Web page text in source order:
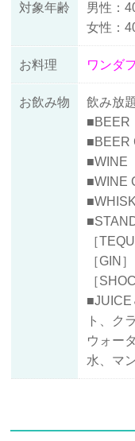
対象年齢
男性：
女性：
お料理 ワンダ
お飲み物
飲み放
■BEER
■BEER
■WINE
■WINE
［
［GIN
［
ト、ク
ウォー
水、マ